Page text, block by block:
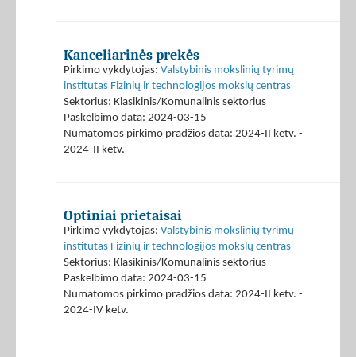
Kanceliarinės prekės
Pirkimo vykdytojas: Valstybinis mokslinių tyrimų
institutas Fizinių ir technologijos mokslų centras
Sektorius: Klasikinis/Komunalinis sektorius
Paskelbimo data: 2024-03-15
Numatomos pirkimo pradžios data: 2024-II ketv. -
2024-II ketv.
Optiniai prietaisai
Pirkimo vykdytojas: Valstybinis mokslinių tyrimų
institutas Fizinių ir technologijos mokslų centras
Sektorius: Klasikinis/Komunalinis sektorius
Paskelbimo data: 2024-03-15
Numatomos pirkimo pradžios data: 2024-II ketv. -
2024-IV ketv.